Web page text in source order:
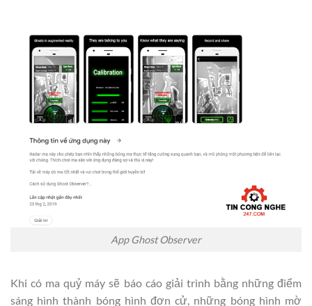
App Ghost Observer
Khi có ma quỷ máy sẽ báo cáo giải trình bằng những điểm
sáng hình thành bóng hình đơn cử, những bóng hình mờ